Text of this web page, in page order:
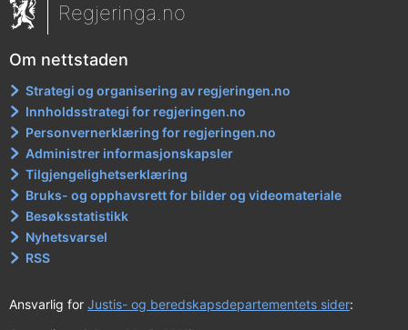
Regjeringa.no
Om nettstaden
Strategi og organisering av regjeringen.no
Innholdsstrategi for regjeringen.no
Personvernerklæring for regjeringen.no
Administrer informasjonskapsler
Tilgjengelighetserklæring
Bruks- og opphavsrett for bilder og videomateriale
Besøksstatistikk
Nyhetsvarsel
RSS
Ansvarlig for Justis- og beredskapsdepartementets sider: